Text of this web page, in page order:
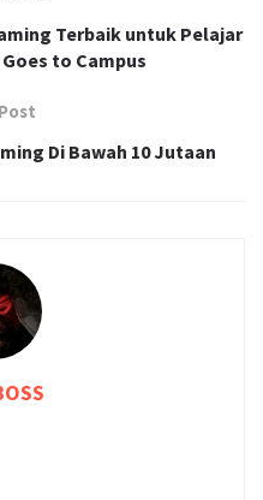
Terbaik untuk Pelajar
to Campus
Di Bawah 10 Jutaan